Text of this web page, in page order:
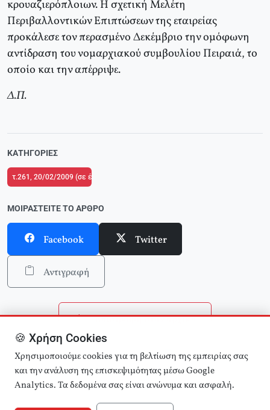
κρουαζιερόπλοιων. Η σχετική Μελέτη
Περιβαλλοντικών Επιπτώσεων της εταιρείας
προκάλεσε τον περασμένο Δεκέμβριο την ομόφωνη
αντίδραση του νομαρχιακού συμβουλίου Πειραιά, το
οποίο και την απέρριψε.
Δ.Π.
ΚΑΤΗΓΟΡΊΕΣ
τ.261, 20/02/2009 (σε ένθετο οι σελίδες της Αριστεράς με αφιέρωμα στο
ΜΟΙΡΑΣΤΕΊΤΕ ΤΟ ΆΡΘΡΟ
Facebook Twitter
Αντιγραφή
Επιστροφή στην αρχική
Αναζήτηση άρθρων
🍪 Χρήση Cookies
Χρησιμοποιούμε cookies για τη βελτίωση της εμπειρίας σας
και την ανάλυση της επισκεψιμότητας μέσω Google
Analytics. Τα δεδομένα σας είναι ανώνυμα και ασφαλή.